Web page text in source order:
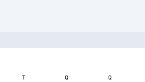
T Q Q